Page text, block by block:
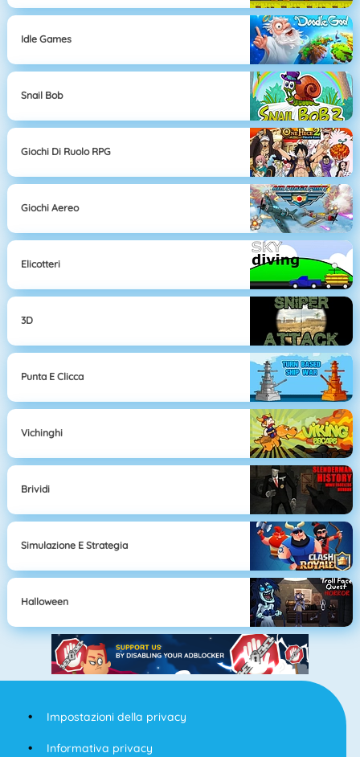
Idle Games
Snail Bob
Giochi Di Ruolo RPG
Giochi Aereo
Elicotteri
3D
Punta E Clicca
Vichinghi
Brividi
Simulazione E Strategia
Halloween
Impostazioni della privacy
Informativa privacy